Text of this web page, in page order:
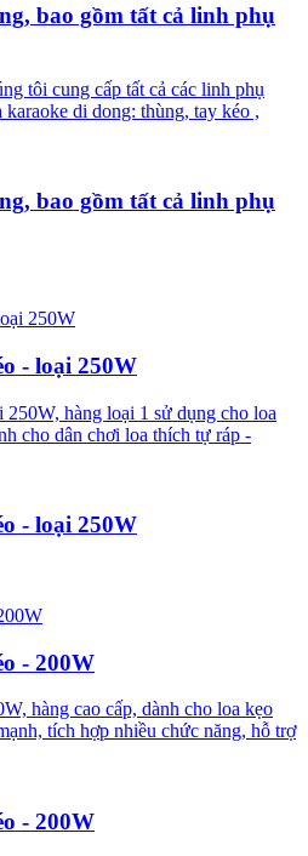
bao gồm tất cả linh phụ
tôi cung cấp tất cả các linh phụ
di dong: thùng, tay kéo ,
bao gồm tất cả linh phụ
- loại 250W
hàng loại 1 sử dụng cho loa
cho dân chơi loa thích tự ráp -
- loại 250W
- 200W
hàng cao cấp, dành cho loa kẹo
tích hợp nhiều chức năng, hỗ trợ
- 200W